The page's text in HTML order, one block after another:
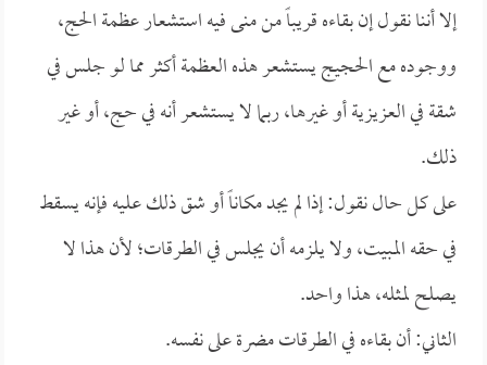
إلا أننا نقول إن بقاءه قريباً من منى فيه استشعار عظمة الحج،
ووجوده مع الحجيج يستشعر هذه العظمة أكثر مما لو جلس في
شقة في العزيزية أو غيرها، ربما لا يستشعر أنه في حج، أو غير
ذلك.
على كل حال نقول: إذا لم يجد مكاناً أو شق ذلك عليه فإنه يسقط
في حقه المبيت، ولا يلزمه أن يجلس في الطرقات؛ لأن هذا لا
يصلح لمثله، هذا واحد.
الثاني: أن بقاءه في الطرقات مضرة على نفسه.